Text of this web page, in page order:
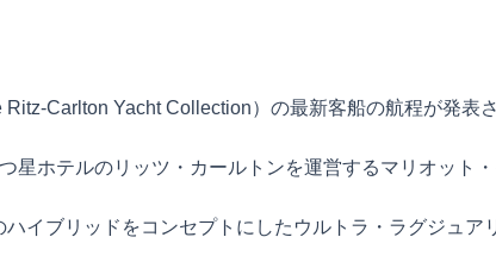
Carlton Yacht Collection）の最新客船の航程が発表さ
星ホテルのリッツ・カールトンを運営するマリオット
イブリッドをコンセプトにしたウルトラ・ラグジュア